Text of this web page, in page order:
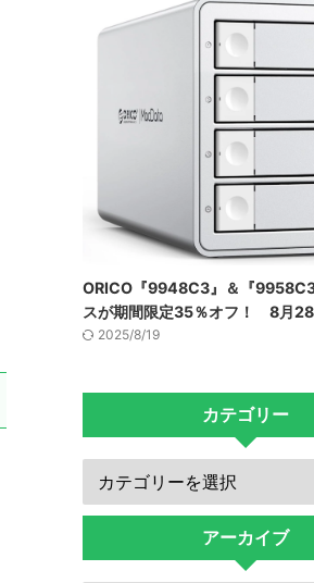
ORICO『9948C3』＆『
スが期間限定35％オフ！ 8月
2025/8/19
カテゴリー
アーカイブ